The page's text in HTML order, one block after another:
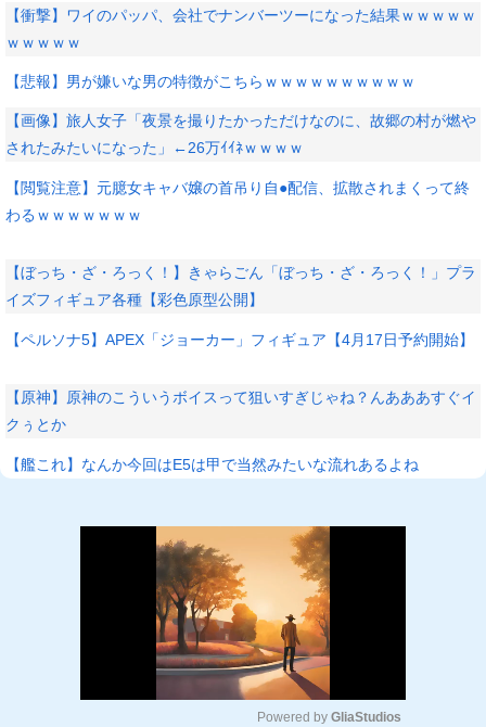
【衝撃】ワイのパッパ、会社でナンバーツーになった結果ｗｗｗｗｗ
ｗｗｗｗｗ
【悲報】男が嫌いな男の特徴がこちらｗｗｗｗｗｗｗｗｗｗ
【画像】旅人女子「夜景を撮りたかっただけなのに、故郷の村が燃や
されたみたいになった」←26万ｲｲﾈｗｗｗｗ
【閲覧注意】元臆女キャバ嬢の首吊り自●配信、拡散されまくって終
わるｗｗｗｗｗｗｗ
【ぼっち・ざ・ろっく！】きゃらごん「ぼっち・ざ・ろっく！」プラ
イズフィギュア各種【彩色原型公開】
【ペルソナ5】APEX「ジョーカー」フィギュア【4月17日予約開始】
【原神】原神のこういうボイスって狙いすぎじゃね？んあああすぐイ
クぅとか
【艦これ】なんか今回はE5は甲で当然みたいな流れあるよね
Powered by GliaStudios